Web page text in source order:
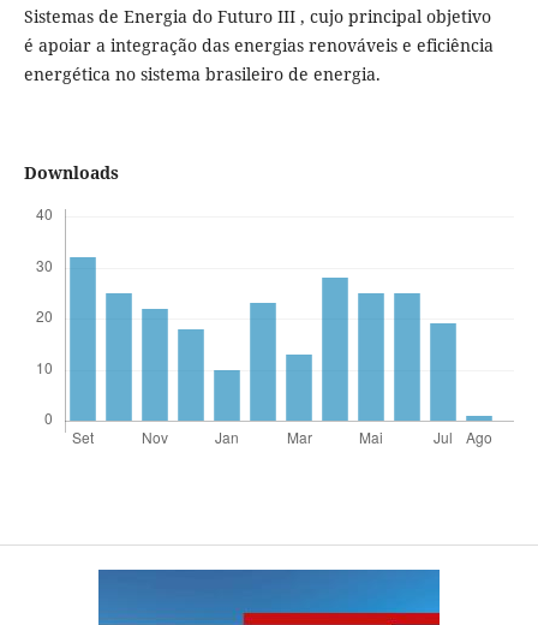
Sistemas de Energia do Futuro III , cujo principal objetivo
é apoiar a integração das energias renováveis e eficiência
energética no sistema brasileiro de energia.
Downloads